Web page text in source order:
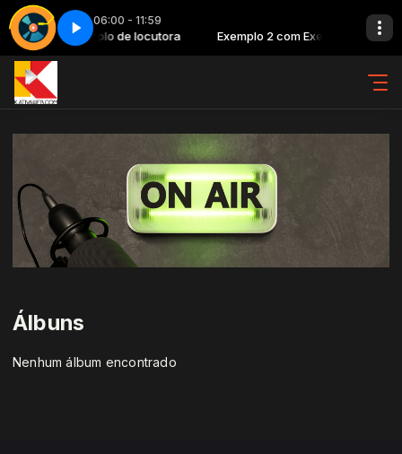
06:00 - 11:59
2 com Exemplo de locutora Exemplo 2 com Exemplo de
classic - Parte 8 Top classic - Parte 8
Álbuns
Nenhum álbum encontrado